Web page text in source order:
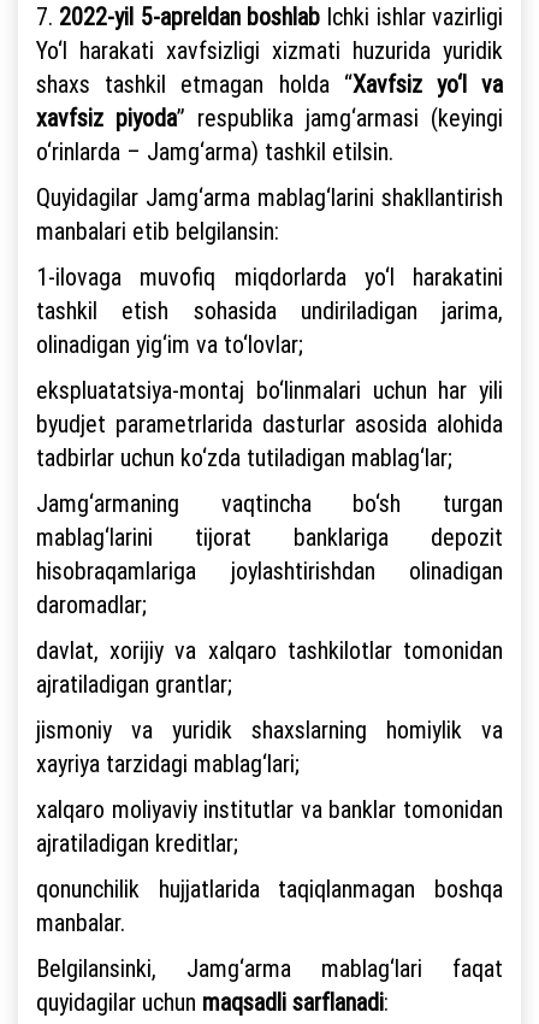
7. 2022-yil 5-apreldan boshlab Ichki ishlar vazirligi
Yo‘l harakati xavfsizligi xizmati huzurida yuridik
shaxs tashkil etmagan holda “Xavfsiz yo‘l va
xavfsiz piyoda” respublika jamg‘armasi (keyingi
o‘rinlarda – Jamg‘arma) tashkil etilsin.
Quyidagilar Jamg‘arma mablag‘larini shakllantirish
manbalari etib belgilansin:
1-ilovaga muvofiq miqdorlarda yo‘l harakatini
tashkil etish sohasida undiriladigan jarima,
olinadigan yig‘im va to‘lovlar;
ekspluatatsiya-montaj bo‘linmalari uchun har yili
byudjet parametrlarida dasturlar asosida alohida
tadbirlar uchun ko‘zda tutiladigan mablag‘lar;
Jamg‘armaning vaqtincha bo‘sh turgan
mablag‘larini tijorat banklariga depozit
hisobraqamlariga joylashtirishdan olinadigan
daromadlar;
davlat, xorijiy va xalqaro tashkilotlar tomonidan
ajratiladigan grantlar;
jismoniy va yuridik shaxslarning homiylik va
xayriya tarzidagi mablag‘lari;
xalqaro moliyaviy institutlar va banklar tomonidan
ajratiladigan kreditlar;
qonunchilik hujjatlarida taqiqlanmagan boshqa
manbalar.
Belgilansinki, Jamg‘arma mablag‘lari faqat
quyidagilar uchun maqsadli sarflanadi: